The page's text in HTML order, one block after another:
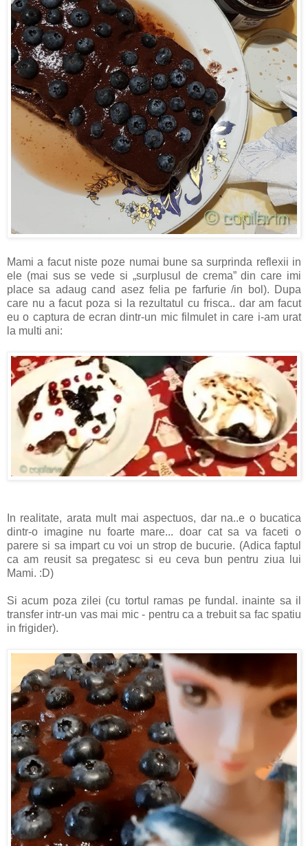
Mami a facut niste poze numai bune sa surprinda reflexii in
ele (mai sus se vede si „surplusul de crema” din care imi
place sa adaug cand asez felia pe farfurie /in bol). Dupa
care nu a facut poza si la rezultatul cu frisca.. dar am facut
eu o captura de ecran dintr-un mic filmulet in care i-am urat
la multi ani:
In realitate, arata mult mai aspectuos, dar na..e o bucatica
dintr-o imagine nu foarte mare... doar cat sa va faceti o
parere si sa impart cu voi un strop de bucurie. (Adica faptul
ca am reusit sa pregatesc si eu ceva bun pentru ziua lui
Mami. :D)
Si acum poza zilei (cu tortul ramas pe fundal. inainte sa il
transfer intr-un vas mai mic - pentru ca a trebuit sa fac spatiu
in frigider).